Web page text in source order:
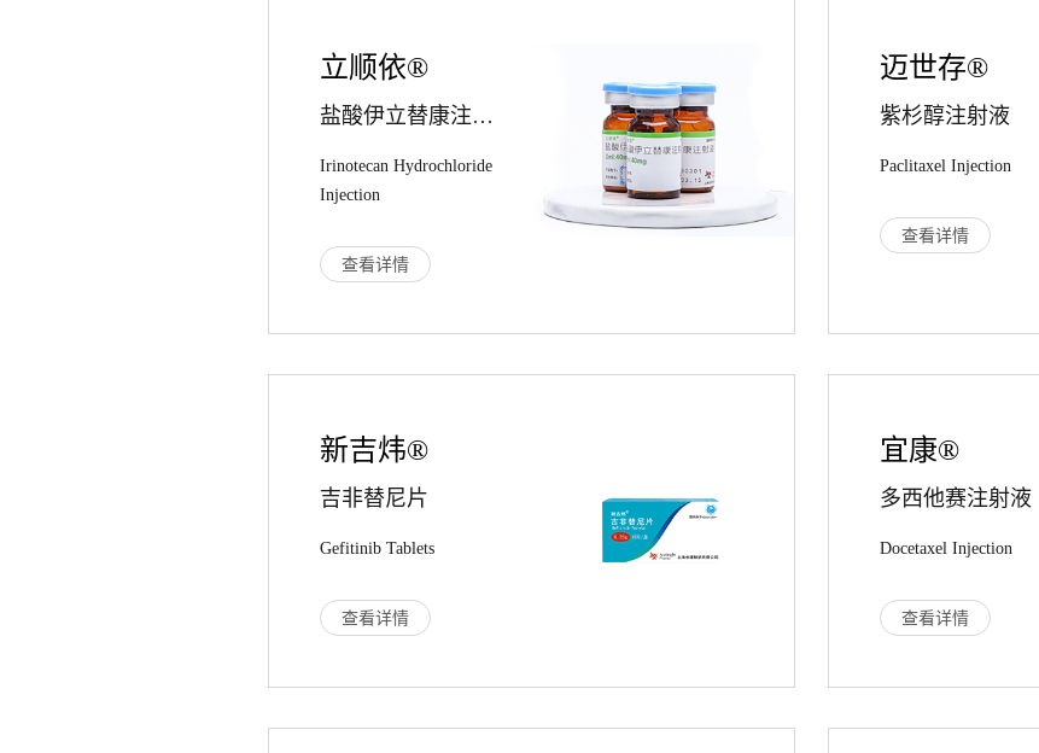
立顺依®
盐酸伊立替康注射液
Irinotecan Hydrochloride
Injection
查看详情
迈世存®
紫杉醇注射液
Paclitaxel Injection
查看详情
新吉炜®
吉非替尼片
Gefitinib Tablets
查看详情
宜康®
多西他赛注射液
Docetaxel Injection
查看详情